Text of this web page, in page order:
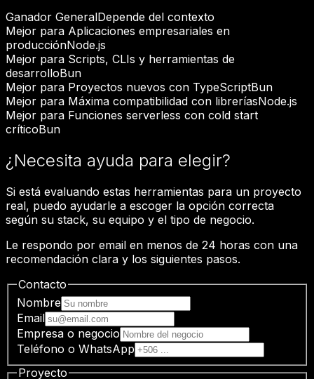
Ganador GeneralDepende del contexto
Mejor para Aplicaciones empresariales en
producciónNode.js
Mejor para Scripts, CLIs y herramientas de
desarrolloBun
Mejor para Proyectos nuevos con TypeScriptBun
Mejor para Máxima compatibilidad con libreríasNode.js
Mejor para Funciones serverless con cold start
críticoBun
¿Necesita ayuda para elegir?
Si está evaluando estas herramientas para un proyecto
real, puedo ayudarle a escoger la opción correcta
según su stack, su equipo y el tipo de negocio.
Le respondo por email en menos de 24 horas con una
recomendación clara y los siguientes pasos.
Contacto
Nombre
Email
Empresa o negocio
Teléfono o WhatsApp
Proyecto